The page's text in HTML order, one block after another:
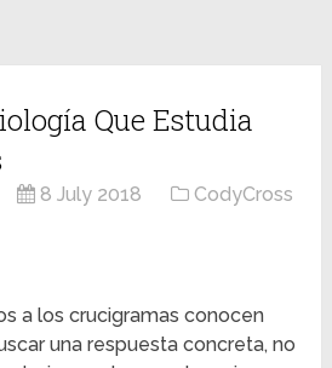
Que Estudia
8 July 2018
CodyCross
a los crucigramas conocen
una respuesta concreta, no